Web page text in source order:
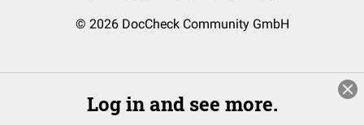
© 2026 DocCheck Community GmbH
Log in and see more.